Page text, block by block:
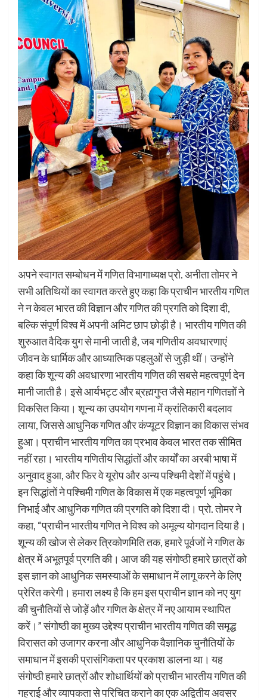
अपने स्वागत सम्बोधन में गणित विभागाध्यक्ष प्रो. अनीता तोमर ने
सभी अतिथियों का स्वागत करते हुए कहा कि प्राचीन भारतीय गणित
ने न केवल भारत की विज्ञान और गणित की प्रगति को दिशा दी,
बल्कि संपूर्ण विश्व में अपनी अमिट छाप छोड़ी है। भारतीय गणित की
शुरुआत वैदिक युग से मानी जाती है, जब गणितीय अवधारणाएं
जीवन के धार्मिक और आध्यात्मिक पहलुओं से जुड़ी थीं। उन्होंने
कहा कि शून्य की अवधारणा भारतीय गणित की सबसे महत्वपूर्ण देन
मानी जाती है। इसे आर्यभट्ट और ब्रह्मगुप्त जैसे महान गणितज्ञों ने
विकसित किया। शून्य का उपयोग गणना में क्रांतिकारी बदलाव
लाया, जिससे आधुनिक गणित और कंप्यूटर विज्ञान का विकास संभव
हुआ। प्राचीन भारतीय गणित का प्रभाव केवल भारत तक सीमित
नहीं रहा। भारतीय गणितीय सिद्धांतों और कार्यों का अरबी भाषा में
अनुवाद हुआ, और फिर वे यूरोप और अन्य पश्चिमी देशों में पहुंचे।
इन सिद्धांतों ने पश्चिमी गणित के विकास में एक महत्वपूर्ण भूमिका
निभाई और आधुनिक गणित की प्रगति को दिशा दी। प्रो. तोमर ने
कहा, “प्राचीन भारतीय गणित ने विश्व को अमूल्य योगदान दिया है।
शून्य की खोज से लेकर त्रिकोणमिति तक, हमारे पूर्वजों ने गणित के
क्षेत्र में अभूतपूर्व प्रगति की। आज की यह संगोष्ठी हमारे छात्रों को
इस ज्ञान को आधुनिक समस्याओं के समाधान में लागू करने के लिए
प्रेरित करेगी। हमारा लक्ष्य है कि हम इस प्राचीन ज्ञान को नए युग
की चुनौतियों से जोड़ें और गणित के क्षेत्र में नए आयाम स्थापित
करें।” संगोष्ठी का मुख्य उद्देश्य प्राचीन भारतीय गणित की समृद्ध
विरासत को उजागर करना और आधुनिक वैज्ञानिक चुनौतियों के
समाधान में इसकी प्रासंगिकता पर प्रकाश डालना था। यह
संगोष्ठी हमारे छात्रों और शोधार्थियों को प्राचीन भारतीय गणित की
गहराई और व्यापकता से परिचित कराने का एक अद्वितीय अवसर